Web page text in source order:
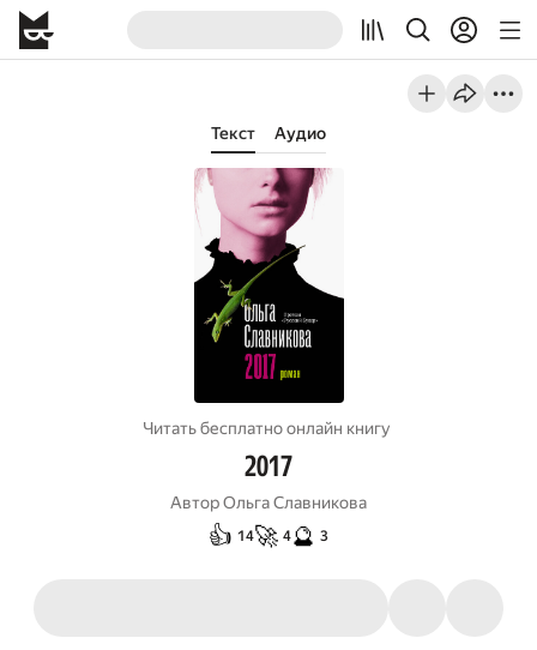
Текст Аудио
Читать бесплатно онлайн книгу
2017
АвторОльга Славникова
👍 14🚀 4🔮 3